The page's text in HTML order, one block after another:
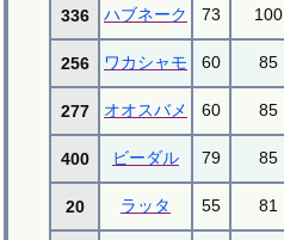
336 ハブネーク 73 100
256 ワカシャモ 60 85
277 オオスバメ 60 85
400 ビーダル 79 85
20 ラッタ 55 81